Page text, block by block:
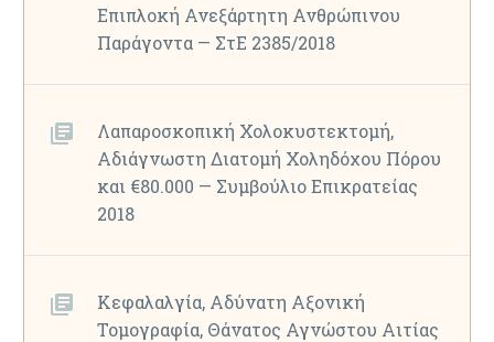
Επιπλοκή Ανεξάρτητη Ανθρώπινου
Παράγοντα — ΣτΕ 2385/2018
Λαπαροσκοπική Χολοκυστεκτομή,
Αδιάγνωστη Διατομή Χοληδόχου Πόρου
και €80.000 — Συμβούλιο Επικρατείας
2018
Κεφαλαλγία, Αδύνατη Αξονική
Τομογραφία, Θάνατος Αγνώστου Αιτίας